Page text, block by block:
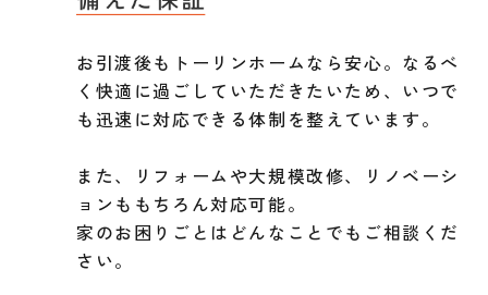
お引渡後もトーリンホームなら安心。なるべ
く快適に過ごしていただきたいため、いつで
も迅速に対応できる体制を整えています。
また、リフォームや大規模改修、リノベーシ
ョンももちろん対応可能。
家のお困りごとはどんなことでもご相談くだ
さい。